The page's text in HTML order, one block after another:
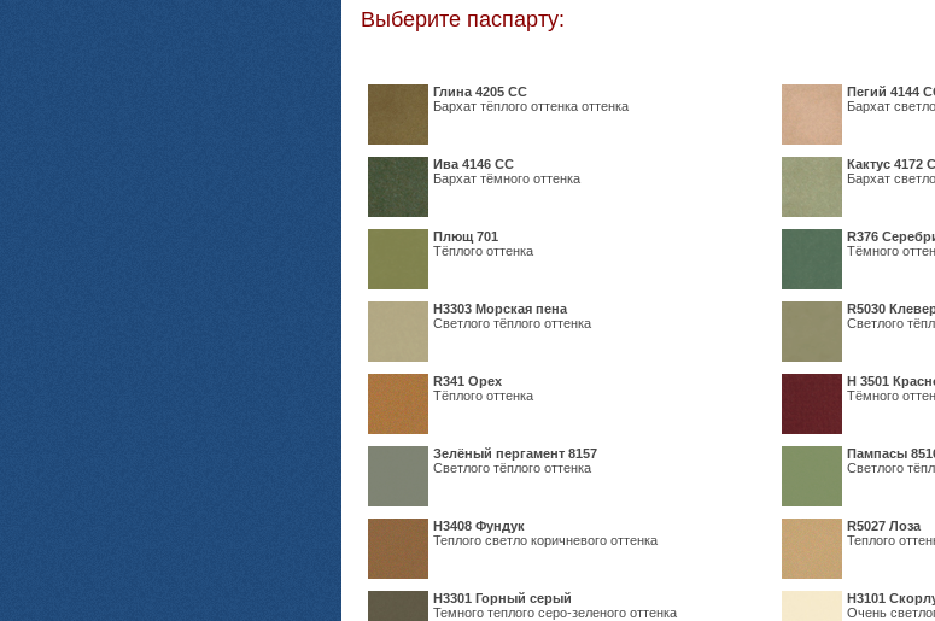
Выберите паспарту:
Глина 4205 СС
Бархат тёплого оттенка оттенка
Пегий 4144
Бархат
Ива 4146 СС
Бархат тёмного оттенка
Кактус 4172
Бархат
Плющ 701
Тёплого оттенка
R376
Тёмного
H3303 Морская пена
Светлого тёплого оттенка
R5030
Светлого
R341 Орех
Тёплого оттенка
Н 3501
Тёмного
Зелёный пергамент 8157
Светлого тёплого оттенка
Пампасы
Светлого
Н3408 Фундук
Теплого светло коричневого оттенка
R5027 Лоза
Теплого
Н3301 Горный серый
Темного теплого серо-зеленого оттенка
Н3101
Очень